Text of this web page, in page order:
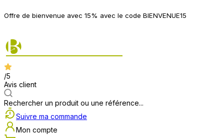
Offre de bienvenue avec 15% avec le code BIENVENUE15
/5
Avis client
Rechercher un produit ou une référence...
Suivre ma commande
Mon compte